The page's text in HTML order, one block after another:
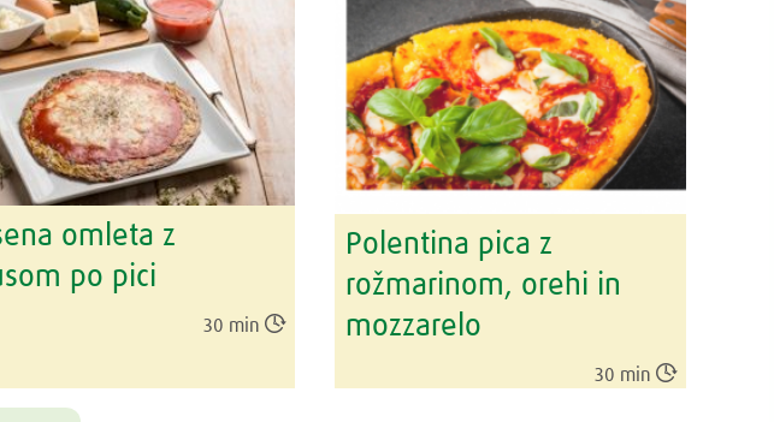
omleta z
po pici
30 min 
Polentina pica z
rožmarinom, orehi in
mozzarelo
30 min 